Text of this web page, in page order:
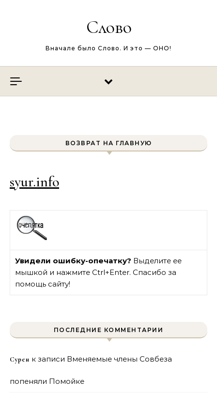
Слово
Вначале было Слово. И это — ОНО!
ВОЗВРАТ НА ГЛАВНУЮ
syur.info
Увидели ошибку-опечатку? Выделите ее
мышкой и нажмите Ctrl+Enter. Спасибо за
помощь сайту!
ПОСЛЕДНИЕ КОММЕНТАРИИ
Сурен к записи Вменяемые члены Совбеза
попеняли Помойке